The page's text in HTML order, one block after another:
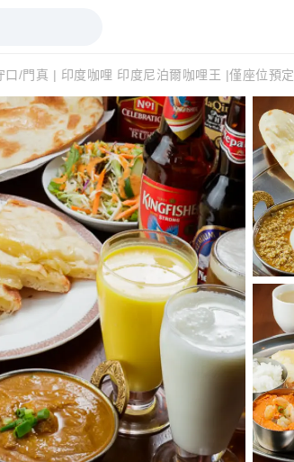
口/門真 | 印度咖哩 印度尼泊爾咖哩王 |僅座位預定